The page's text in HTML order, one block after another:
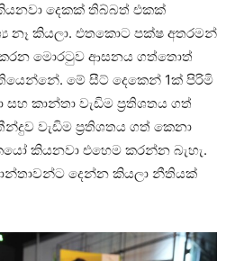
දෙකක් තිබ්බත් එකක්
නෑ කියලා. එතකොට පක්ෂ අතරමන්
මොරටුව ආසනය ගත්තොත්
මේ සීට් දෙකෙන් 1ක් පිරිමි
සහ කාන්තා වැඩිම ප්‍රතිශතය ගත්
වැඩිම ප්‍රතිශතය ගත් කෙනා
කියනවා එහෙම කරන්න බැහැ.
දෙන්න කියලා නීතියක්